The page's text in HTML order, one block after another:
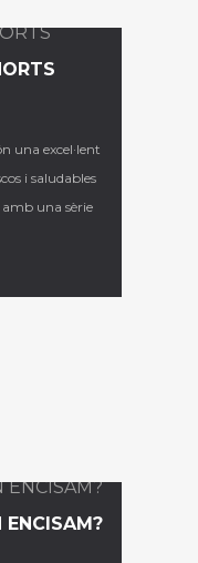
una excel·lent
i saludables
una sèrie
ENCISAM?